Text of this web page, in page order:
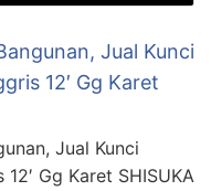
Jual Kunci
12′ Gg Karet
Jual Kunci
Gg Karet SHISUKA